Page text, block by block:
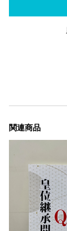
関連商品